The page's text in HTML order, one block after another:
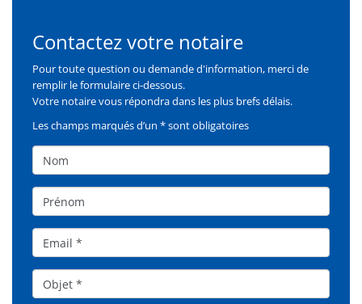
Formulaire
Contactez votre notaire
Pour toute question ou demande d'information, merci de
remplir le formulaire ci-dessous.
Votre notaire vous répondra dans les plus brefs délais.
Les champs marqués d’un * sont obligatoires
Nom
Prénom
Email
Objet*